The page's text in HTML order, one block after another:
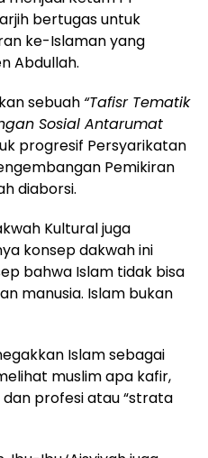
bertugas untuk
ke-Islaman yang
Abdullah.
sebuah “Tafisr Tematik
Sosial Antarumat
progresif Persyarikatan
Pemikiran
diaborsi.
Kultural juga
konsep dakwah ini
bahwa Islam tidak bisa
manusia. Islam bukan
Islam sebagai
muslim apa kafir,
profesi atau “strata